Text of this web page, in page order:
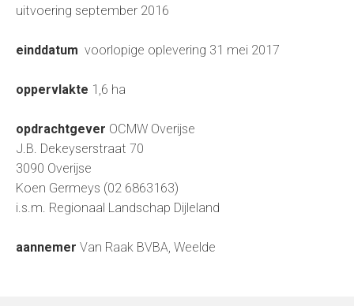
uitvoering september 2016
einddatum voorlopige oplevering 31 mei 2017
oppervlakte 1,6 ha
opdrachtgever OCMW Overijse
J.B. Dekeyserstraat 70
3090 Overijse
Koen Germeys (02 6863163)
i.s.m. Regionaal Landschap Dijleland
aannemer Van Raak BVBA, Weelde